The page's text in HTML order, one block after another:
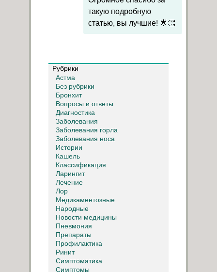
такую подробную
статью, вы лучшие! 🌟👏
Рубрики
Астма
Без рубрики
Бронхит
Вопросы и ответы
Диагностика
Заболевания
Заболевания горла
Заболевания носа
Истории
Кашель
Классификация
Ларингит
Лечение
Лор
Медикаментозные
Народные
Новости медицины
Пневмония
Препараты
Профилактика
Ринит
Симптоматика
Симптомы